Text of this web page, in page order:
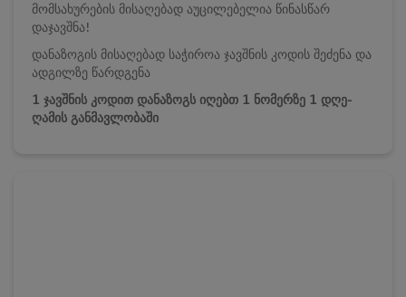
მომსახურების მისაღებად აუცილებელია წინასწარ
დაჯავშნა!
დანაზოგის მისაღებად საჭიროა ჯავშნის კოდის შეძენა და
ადგილზე წარდგენა
1 ჯავშნის კოდით დანაზოგს იღებთ 1 ნომერზე 1 დღე-
ღამის განმავლობაში